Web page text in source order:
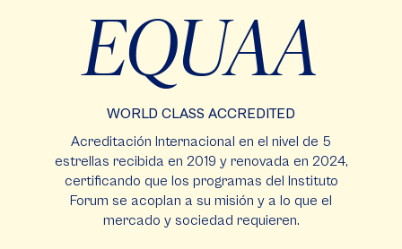
EQUAA
WORLD CLASS ACCREDITED
Acreditación Internacional en el nivel de 5
estrellas recibida en 2019 y renovada en 2024,
certificando que los programas del Instituto
Forum se acoplan a su misión y a lo que el
mercado y sociedad requieren.